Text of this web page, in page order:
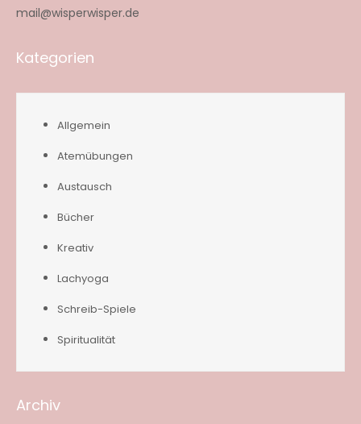
mail@wisperwisper.de
Kategorien
Allgemein
Atemübungen
Austausch
Bücher
Kreativ
Lachyoga
Schreib-Spiele
Spiritualität
Archiv